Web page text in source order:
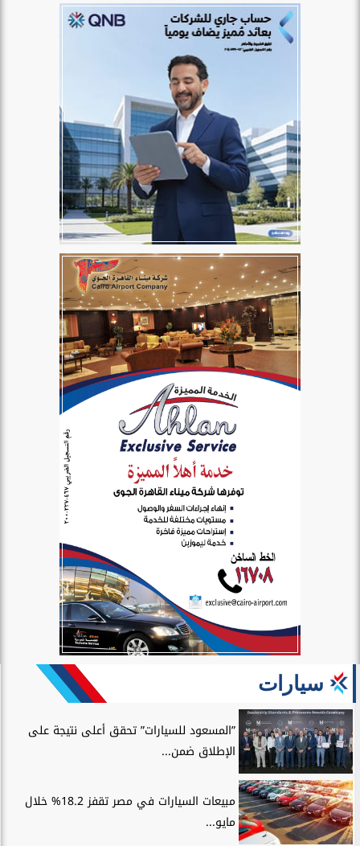
سيارات
”المسعود للسيارات” تحقق أعلى نتيجة على
الإطلاق ضمن...
مبيعات السيارات في مصر تقفز 18.2% خلال
مايو...